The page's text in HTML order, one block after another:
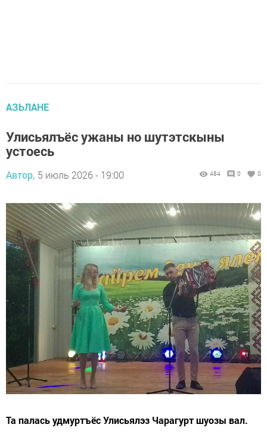
АЗЬЛАНЕ
Улисьялъёс ужаны но шутэтскыны
устоесь
Автор, 5 июль 2026 - 19:00 484 0 0
Та палась удмуртъёс Улисьялэз Чарагурт шуозы вал.